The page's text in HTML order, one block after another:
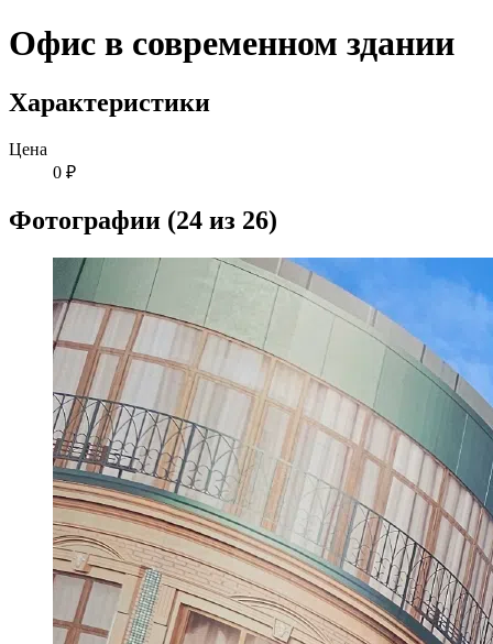
Офис в современном здании
Характеристики
Цена
0 ₽
Фотографии (24 из 26)